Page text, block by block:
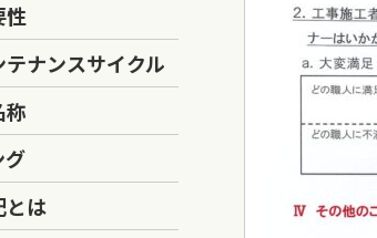
性
ナンスサイクル
称
グ
とは